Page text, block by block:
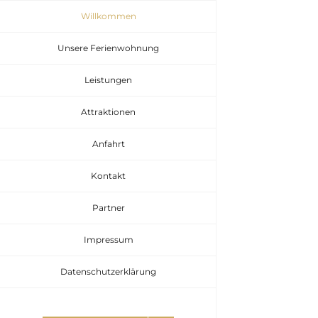
Willkommen
Unsere Ferienwohnung
Leistungen
Attraktionen
Anfahrt
Kontakt
Partner
Impressum
Datenschutzerklärung